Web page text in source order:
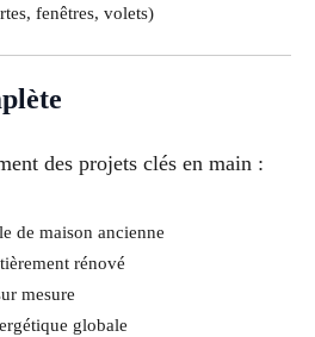
fenêtres, volets)
des projets clés en main :
de maison ancienne
rénové
mesure
globale